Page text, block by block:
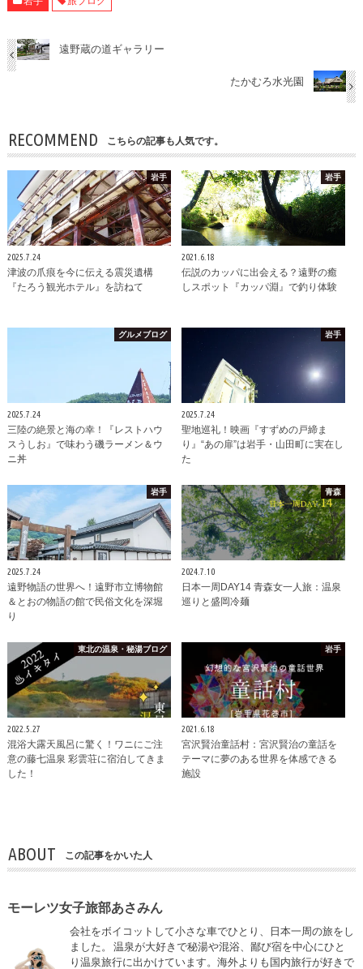
遠野蔵の道ギャラリー
たかむろ水光園
RECOMMEND こちらの記事も人気です。
岩手
2025.7.24
津波の爪痕を今に伝える震災遺構
『たろう観光ホテル』を訪ねて
岩手
2021.6.18
伝説のカッパに出会える？遠野の癒
しスポット『カッパ淵』で釣り体験
グルメブログ
2025.7.24
三陸の絶景と海の幸！『レストハウ
スうしお』で味わう磯ラーメン＆ウ
ニ丼
岩手
2025.7.24
聖地巡礼！映画『すずめの戸締ま
り』“あの扉”は岩手・山田町に実在し
た
岩手
2025.7.24
遠野物語の世界へ！遠野市立博物館
＆とおの物語の館で民俗文化を深堀
り
青森
2024.7.10
日本一周DAY14 青森女一人旅：温泉
巡りと盛岡冷麺
東北の温泉・秘湯ブログ
2022.5.27
混浴大露天風呂に驚く！ワニにご注
意の藤七温泉 彩雲荘に宿泊してきま
した！
岩手
2021.6.18
宮沢賢治童話村：宮沢賢治の童話を
テーマに夢のある世界を体感できる
施設
ABOUT この記事をかいた人
モーレツ女子旅部あさみん
会社をボイコットして小さな車でひとり、日本一周の旅をし
ました。 温泉が大好きで秘湯や混浴、鄙び宿を中心にひと
り温泉旅行に出かけています。海外よりも国内旅行が好きで